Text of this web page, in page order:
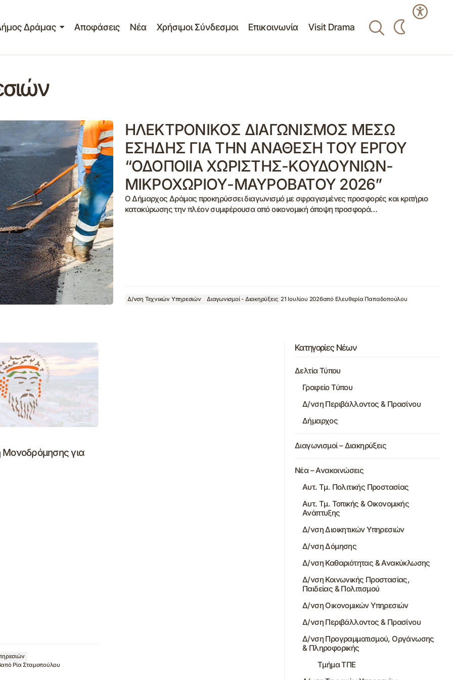
Δράμας Αποφάσεις Νέα Χρήσιμοι Σύνδεσμοι Επικοινωνία Visit Drama
ΗΛΕΚΤΡΟΝΙΚΟΣ ΔΙΑΓΩΝΙΣΜΟΣ ΜΕΣΩ
ΕΣΗΔΗΣ ΓΙΑ ΤΗΝ ΑΝΑΘΕΣΗ ΤΟΥ ΕΡΓΟΥ
“ΟΔΟΠΟΙΙΑ ΧΩΡΙΣΤΗΣ-ΚΟΥΔΟΥΝΙΩΝ-
ΜΙΚΡΟΧΩΡΙΟΥ-ΜΑΥΡΟΒΑΤΟΥ 2026”
Ο Δήμαρχος Δράμας προκηρύσσει διαγωνισμό με σφραγισμένες προσφορές και κριτήριο
κατακύρωσης την πλέον συμφέρουσα από οικονομική άποψη προσφορά…
Δ/νση Τεχνικών Υπηρεσιών Διαγωνισμοί - Διακηρύξεις 21 Ιουλίου 2026από Ελευθερία Παπαδοπούλου
για
από Ρία Σταμοπούλου
Κατηγορίες Νέων
Δελτία Τύπου
Γραφείο Τύπου
Δ/νση Περιβάλλοντος & Πρασίνου
Δήμαρχος
Διαγωνισμοί – Διακηρύξεις
Νέα – Ανακοινώσεις
Αυτ. Τμ. Πολιτικής Προστασίας
Αυτ. Τμ. Τοπικής & Οικονομικής
Ανάπτυξης
Δ/νση Διοικητικών Υπηρεσιών
Δ/νση Δόμησης
Δ/νση Καθαριότητας & Ανακύκλωσης
Δ/νση Κοινωνικής Προστασίας,
Παιδείας & Πολιτισμού
Δ/νση Οικονομικών Υπηρεσιών
Δ/νση Περιβάλλοντος & Πρασίνου
Δ/νση Προγραμματισμού, Οργάνωσης
& Πληροφορικής
Τμήμα ΤΠΕ